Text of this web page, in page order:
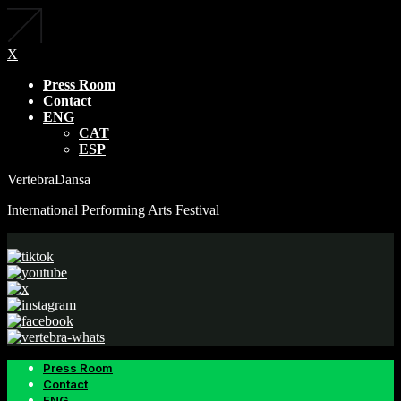
X
Press Room
Contact
ENG
CAT
ESP
VertebraDansa
International Performing Arts Festival
Press Room
Contact